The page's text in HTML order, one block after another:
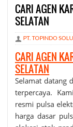
CARI AGEN
SELATAN
PT. TOPINDO
CARI AGEN
SELATAN
Selamat datang
terpercaya.
resmi pulsa
harga dasar